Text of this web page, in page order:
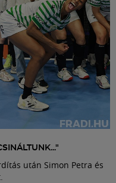
után Simon Petra és